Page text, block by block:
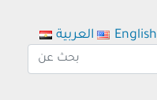
العربية English